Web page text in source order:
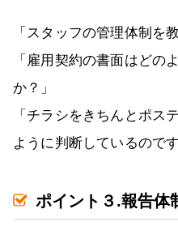
「スタッフの管理体制を
「雇用契約の書面はどの
か？」
「チラシをきちんとポス
ように判断しているので
ポイント３.報告体